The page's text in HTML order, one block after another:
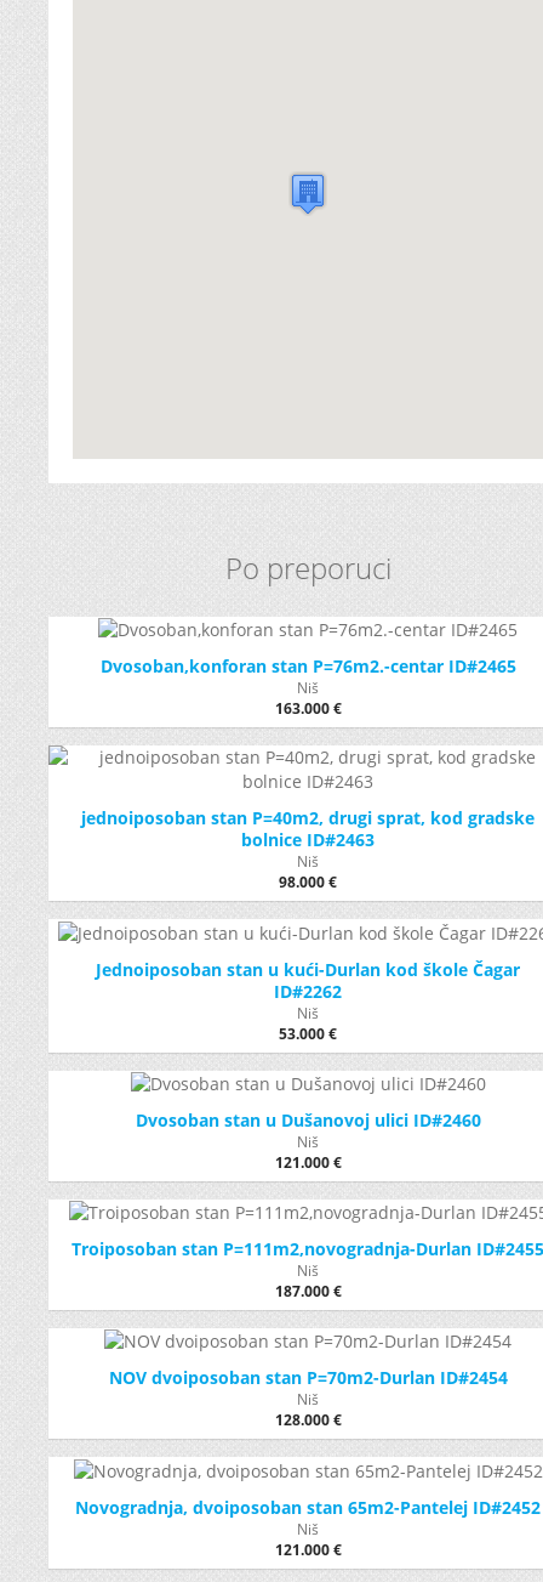
Po preporuci
Dvosoban,konforan stan P=76m2.-centar ID#2465
Niš
163.000 €
jednoiposoban stan P=40m2, drugi sprat, kod gradske
bolnice ID#2463
Niš
98.000 €
Jednoiposoban stan u kući-Durlan kod škole Čagar
ID#2262
Niš
53.000 €
Dvosoban stan u Dušanovoj ulici ID#2460
Niš
121.000 €
Troiposoban stan P=111m2,novogradnja-Durlan ID#2455
Niš
187.000 €
NOV dvoiposoban stan P=70m2-Durlan ID#2454
Niš
128.000 €
Novogradnja, dvoiposoban stan 65m2-Pantelej ID#2452
Niš
121.000 €